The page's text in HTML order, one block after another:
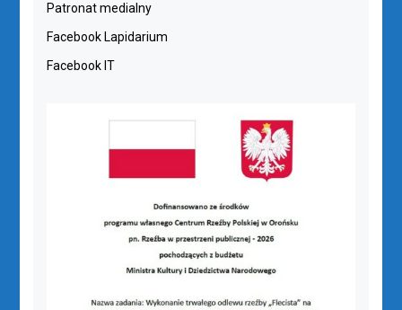
Patronat medialny
Facebook Lapidarium
Facebook IT